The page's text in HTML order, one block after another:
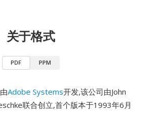
关于格式
PDF PPM
Adobe Systems开发,该公司由John
联合创立,首个版本于1993年6月